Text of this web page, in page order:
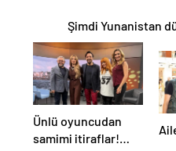
Şimdi Yunanistan
Ünlü oyuncudan
samimi itiraflar!